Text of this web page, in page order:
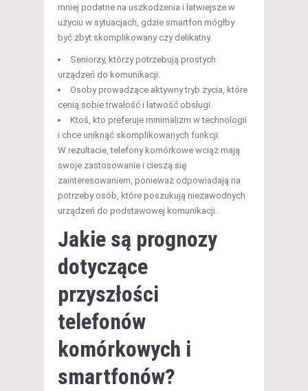
mniej podatne na uszkodzenia i łatwiejsze w
użyciu w sytuacjach, gdzie smartfon mógłby
być zbyt skomplikowany czy delikatny.
Seniorzy, którzy potrzebują prostych
urządzeń do komunikacji.
Osoby prowadzące aktywny tryb życia, które
cenią sobie trwałość i łatwość obsługi.
Ktoś, kto preferuje minimalizm w technologii
i chce uniknąć skomplikowanych funkcji.
W rezultacie, telefony komórkowe wciąż mają
swoje zastosowanie i cieszą się
zainteresowaniem, ponieważ odpowiadają na
potrzeby osób, które poszukują niezawodnych
urządzeń do podstawowej komunikacji.
Jakie są prognozy
dotyczące
przyszłości
telefonów
komórkowych i
smartfonów?